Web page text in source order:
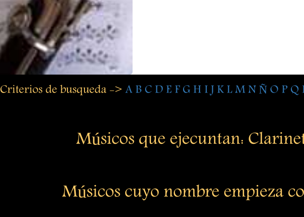
Criterios de busqueda -> A B C D E F G H I J K L M N Ñ O P Q
Músicos que ejecuntan:
Músicos cuyo nombre empieza